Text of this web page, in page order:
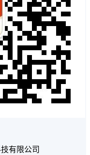
有限公司